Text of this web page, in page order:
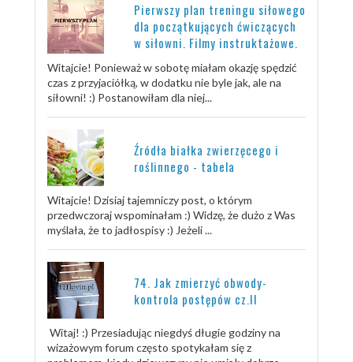
Pierwszy plan treningu siłowego
dla początkujących ćwiczących
w siłowni. Filmy instruktażowe.
Witajcie! Ponieważ w sobotę miałam okazję spędzić
czas z przyjaciółką, w dodatku nie byle jak, ale na
siłowni! :) Postanowiłam dla niej...
Źródła białka zwierzęcego i
roślinnego - tabela
Witajcie! Dzisiaj tajemniczy post, o którym
przedwczoraj wspominałam :) Widzę, że dużo z Was
myślała, że to jadłospisy :) Jeżeli ...
74. Jak zmierzyć obwody-
kontrola postępów cz.II
Witaj! :) Przesiadując niegdyś długie godziny na
wizażowym forum często spotykałam się z